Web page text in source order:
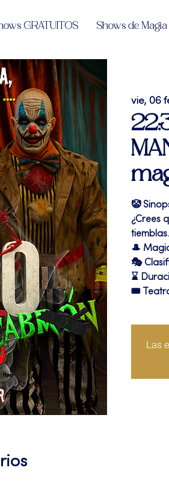
GRATUITOS Shows de
vie, 06
🤡
¿Crees
tiemblas.
🎩
🎭
⌛
🎟
Las